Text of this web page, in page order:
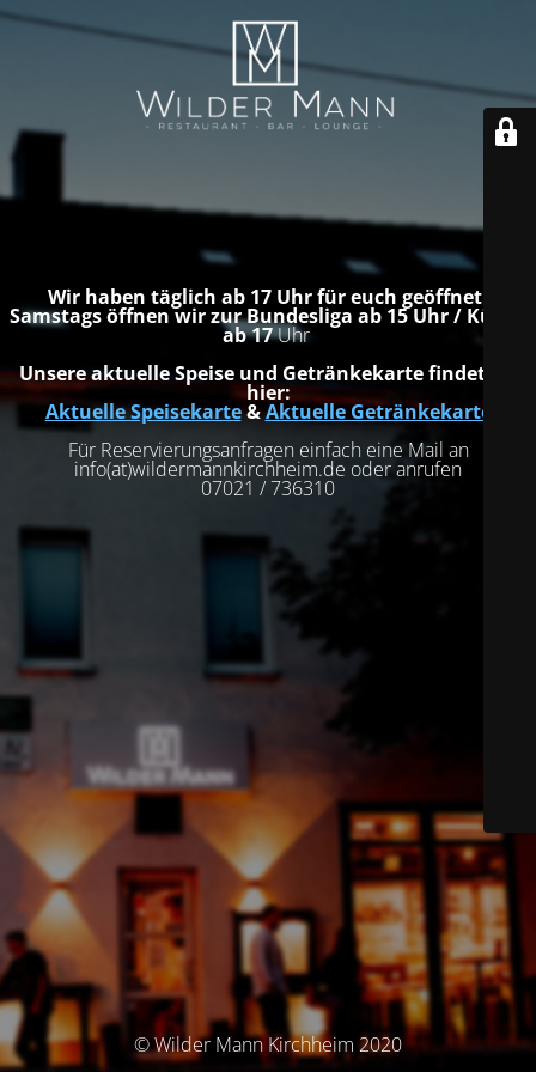
Wir haben täglich ab 17 Uhr für euch geöffnet.
Samstags öffnen wir zur Bundesliga ab 15 Uhr / Küche
ab 17Uhr
Unsere aktuelle Speise und Getränkekarte findet ihr
hier:
Aktuelle Speisekarte&Aktuelle Getränkekarte
Für Reservierungsanfragen einfach eine Mail an
info(at)wildermannkirchheim.de oder anrufen
07021 / 736310
© Wilder Mann Kirchheim 2020